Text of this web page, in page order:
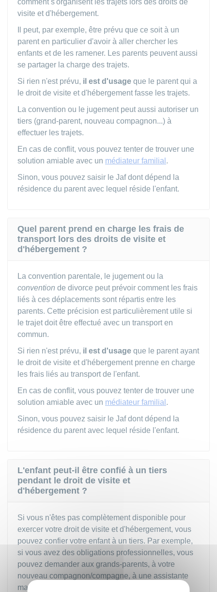
comment s'organisent les trajets lors des droits de
visite et d'hébergement.
Il peut, par exemple, être prévu que ce soit à un
parent en particulier d'avoir à aller chercher les
enfants et de les ramener. Les parents peuvent aussi
se partager la charge des trajets.
Si rien n'est prévu, il est d'usage que le parent qui a
le droit de visite et d'hébergement fasse les trajets.
La convention ou le jugement peut aussi autoriser un
tiers (grand-parent, nouveau compagnon...) à
effectuer les trajets.
En cas de conflit, vous pouvez tenter de trouver une
solution amiable avec un médiateur familial .
Sinon, vous pouvez saisir le Jafdont dépend la
résidence du parent avec lequel réside l'enfant.
Quel parent prend en charge les frais de
transport lors des droits de visite et
d'hébergement ?
La convention parentale, le jugement ou la
convention de divorce peut prévoir comment les frais
liés à ces déplacements sont répartis entre les
parents. Cette précision est particulièrement utile si
le trajet doit être effectué avec un transport en
commun.
Si rien n'est prévu, il est d'usage que le parent ayant
le droit de visite et d'hébergement prenne en charge
les frais liés au transport de l'enfant.
En cas de conflit, vous pouvez tenter de trouver une
solution amiable avec un médiateur familial .
Sinon, vous pouvez saisir le Jafdont dépend la
résidence du parent avec lequel réside l'enfant.
L'enfant peut-il être confié à un tiers
pendant le droit de visite et
d'hébergement ?
Si vous n'êtes pas complètement disponible pour
exercer votre droit de visite et d'hébergement, vous
pouvez confier votre enfant à un tiers. Par exemple,
si vous avez des obligations professionnelles, vous
pouvez demander aux grands-parents, à votre
nouveau compagnon/compagne, à une assistante
maternelle, à un centre aéré de s'en occuper.